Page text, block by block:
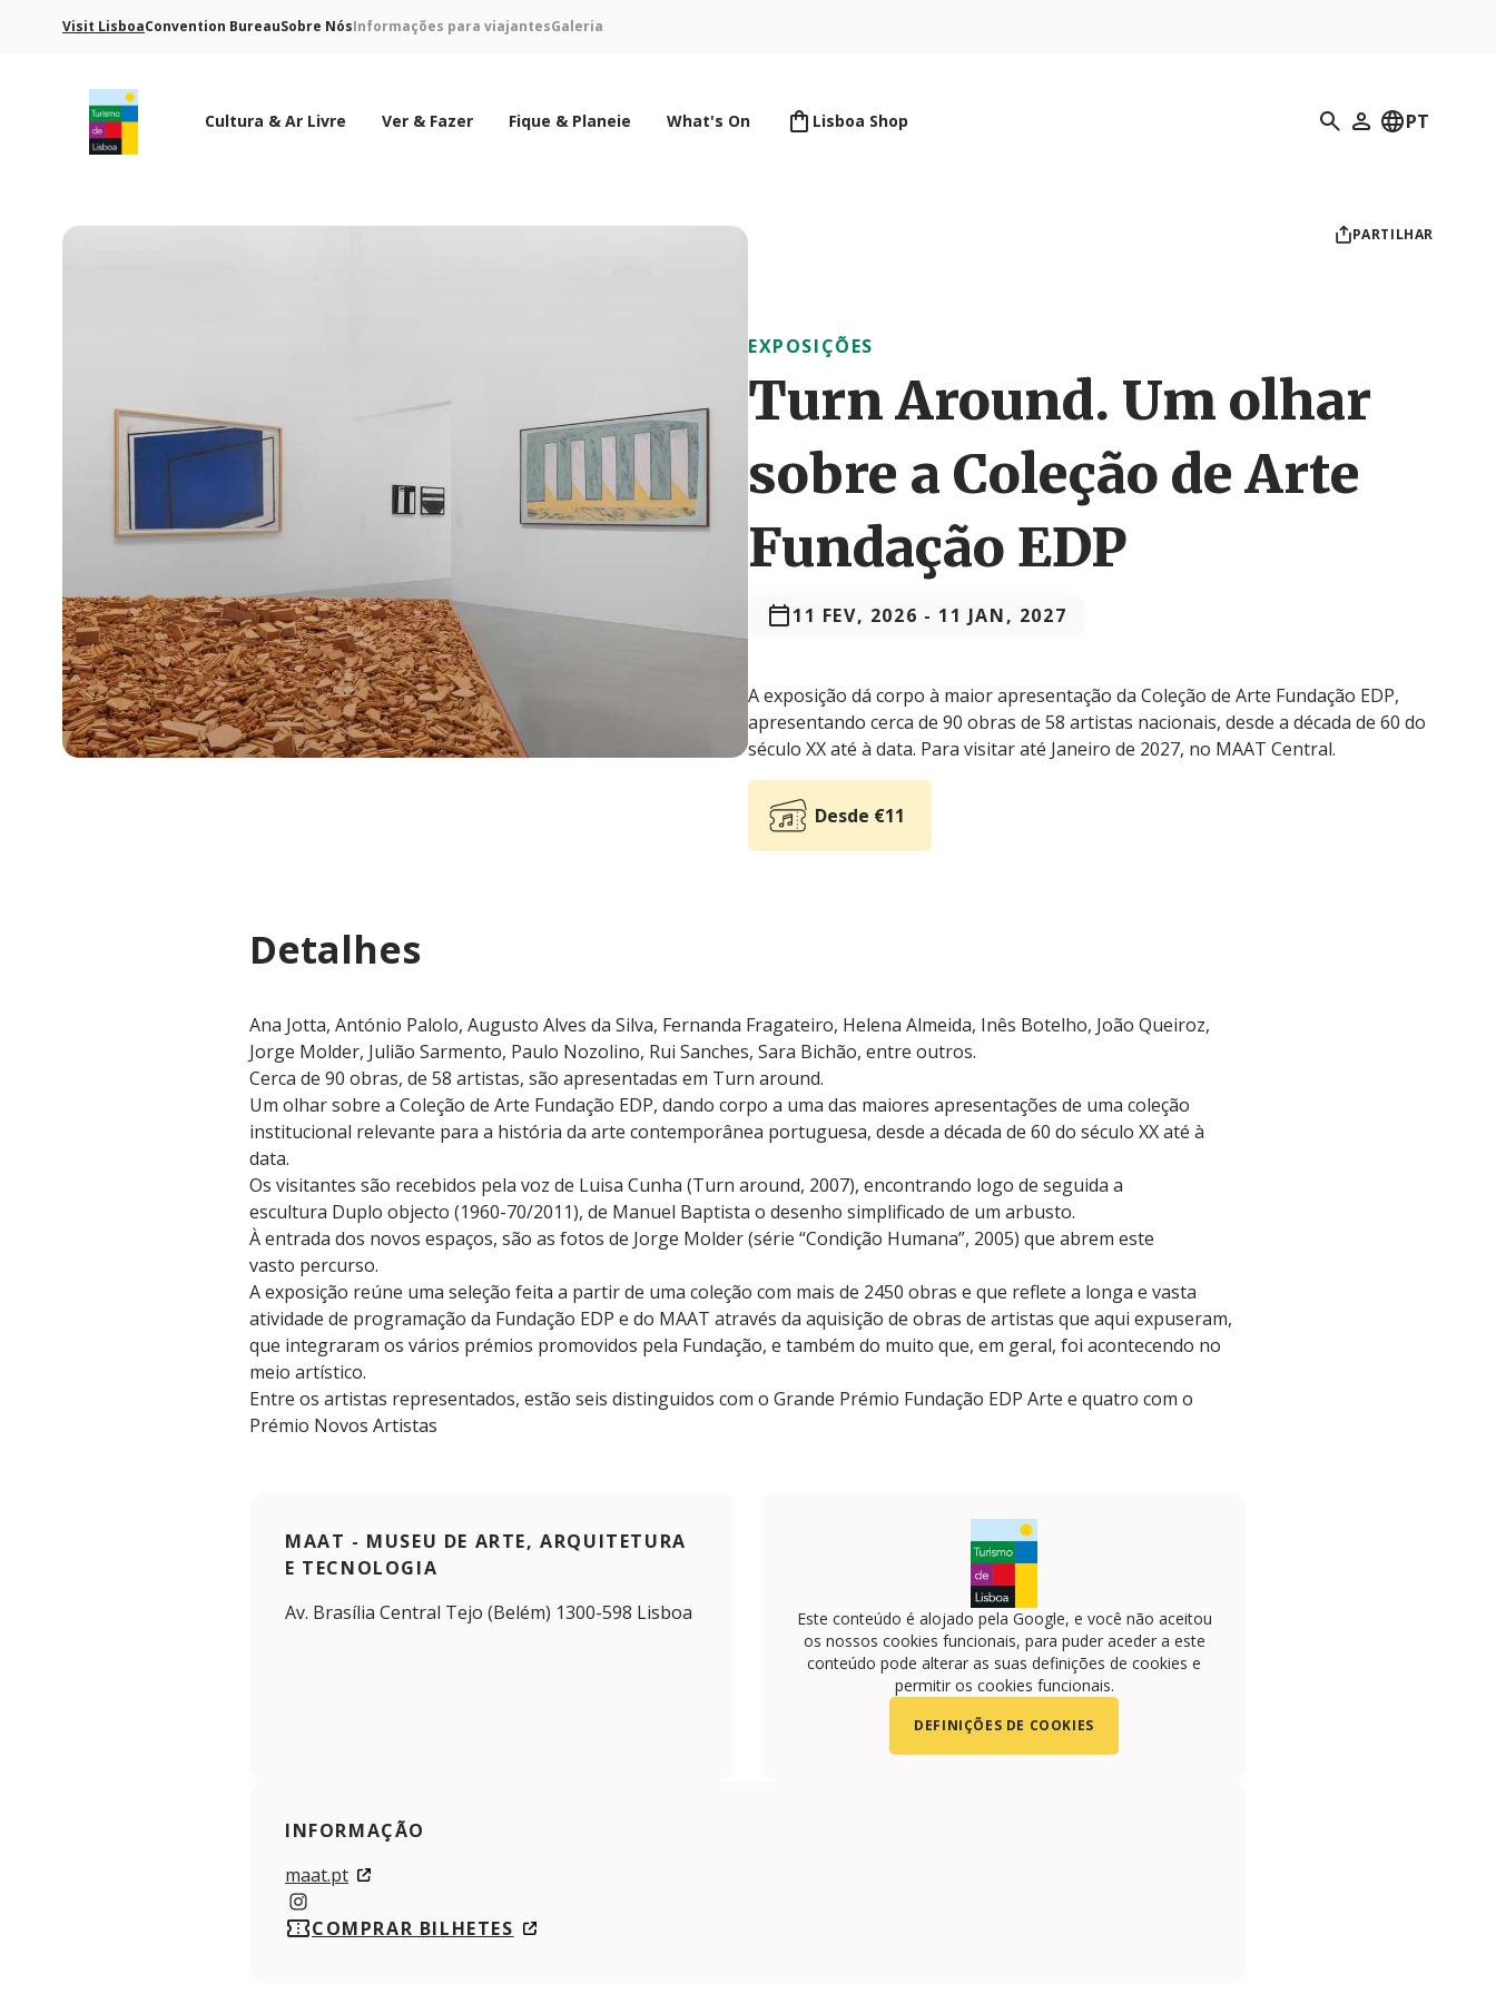
Visit LisboaConvention BureauSobre NósInformações para viajantesGaleria
Cultura & Ar Livre Ver & Fazer Fique & Planeie What's On Lisboa Shop Pesquisar
O meu perfil
PT
PARTILHAR
EXPOSIÇÕES
Turn Around. Um olhar
sobre a Coleção de Arte
Fundação EDP
11 FEV, 2026 - 11 JAN, 2027
A exposição dá corpo à maior apresentação da Coleção de Arte Fundação EDP,
apresentando cerca de 90 obras de 58 artistas nacionais, desde a década de 60 do
século XX até à data. Para visitar até Janeiro de 2027, no MAAT Central.
Desde €11
Detalhes
Ana Jotta, António Palolo, Augusto Alves da Silva, Fernanda Fragateiro, Helena Almeida, Inês Botelho, João Queiroz,
Jorge Molder, Julião Sarmento, Paulo Nozolino, Rui Sanches, Sara Bichão, entre outros.
Cerca de 90 obras, de 58 artistas, são apresentadas em Turn around.
Um olhar sobre a Coleção de Arte Fundação EDP, dando corpo a uma das maiores apresentações de uma coleção
institucional relevante para a história da arte contemporânea portuguesa, desde a década de 60 do século XX até à
data.
Os visitantes são recebidos pela voz de Luisa Cunha (Turn around, 2007), encontrando logo de seguida a
escultura Duplo objecto (1960-70/2011), de Manuel Baptista o desenho simplificado de um arbusto.
À entrada dos novos espaços, são as fotos de Jorge Molder (série “Condição Humana”, 2005) que abrem este
vasto percurso.
A exposição reúne uma seleção feita a partir de uma coleção com mais de 2450 obras e que reflete a longa e vasta
atividade de programação da Fundação EDP e do MAAT através da aquisição de obras de artistas que aqui expuseram,
que integraram os vários prémios promovidos pela Fundação, e também do muito que, em geral, foi acontecendo no
meio artístico.
Entre os artistas representados, estão seis distinguidos com o Grande Prémio Fundação EDP Arte e quatro com o
Prémio Novos Artistas
MAAT - MUSEU DE ARTE, ARQUITETURA
E TECNOLOGIA
Av. Brasília Central Tejo (Belém) 1300-598 Lisboa
Este conteúdo é alojado pela Google, e você não aceitou
os nossos cookies funcionais, para puder aceder a este
conteúdo pode alterar as suas definições de cookies e
permitir os cookies funcionais.
DEFINIÇÕES DE COOKIES
INFORMAÇÃO
maat.pt
https://www.instagram.com/maatmuseum/
COMPRAR BILHETES